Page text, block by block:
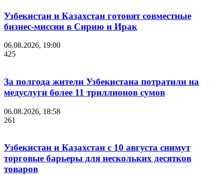
Узбекистан и Казахстан готовят совместные
бизнес-миссии в Сирию и Ирак
06.08.2026, 19:00
425
За полгода жители Узбекистана потратили на
медуслуги более 11 триллионов сумов
06.08.2026, 18:58
261
Узбекистан и Казахстан с 10 августа снимут
торговые барьеры для нескольких десятков
товаров